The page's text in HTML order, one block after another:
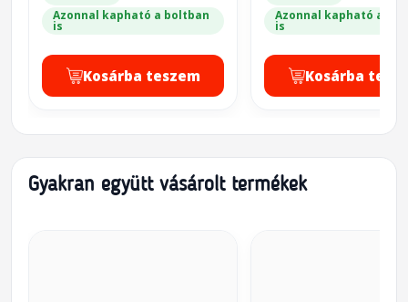
Azonnal kapható a boltban
is
Kosárba teszem
Azonnal kapható a
is
Kosárba
Gyakran együtt vásárolt termékek